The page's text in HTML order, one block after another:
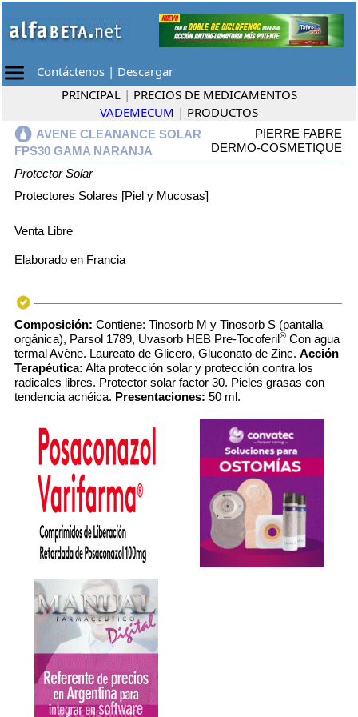
Contáctenos | Descargar
PRINCIPAL | PRECIOS DE MEDICAMENTOS
VADEMECUM | PRODUCTOS
AVENE CLEANANCE SOLAR
FPS30 GAMA NARANJA
PIERRE FABRE
DERMO-COSMETIQUE
Protector Solar
Protectores Solares [Piel y Mucosas]
Venta Libre
Elaborado en Francia
Composición: Contiene: Tinosorb M y Tinosorb S (pantalla
orgánica), Parsol 1789, Uvasorb HEB Pre-Tocoferil® Con agua
termal Avène. Laureato de Glicero, Gluconato de Zinc. Acción
Terapéutica: Alta protección solar y protección contra los
radicales libres. Protector solar factor 30. Pieles grasas con
tendencia acnéica. Presentaciones: 50 ml.